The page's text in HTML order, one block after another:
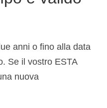
anni o fino alla data
Se il vostro ESTA
nuova